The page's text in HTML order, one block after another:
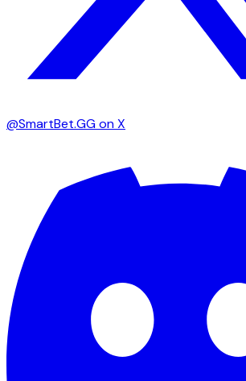
@SmartBet.GG on X